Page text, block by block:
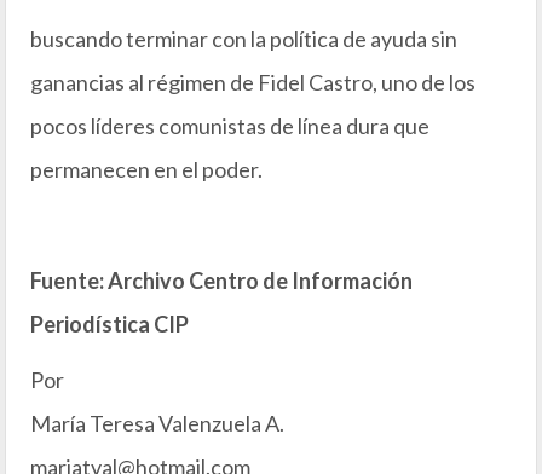
buscando terminar con la política de ayuda sin
ganancias al régimen de Fidel Castro, uno de los
pocos líderes comunistas de línea dura que
permanecen en el poder.
Fuente: Archivo Centro de Información
Periodística CIP
Por
María Teresa Valenzuela A.
mariatval@hotmail.com